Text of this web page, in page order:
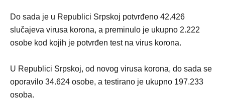
Do sada je u Republici Srpskoj potvrđeno 42.426
slučajeva virusa korona, a preminulo je ukupno 2.222
osobe kod kojih je potvrđen test na virus korona.
U Republici Srpskoj, od novog virusa korona, do sada se
oporavilo 34.624 osobe, a testirano je ukupno 197.233
osoba.